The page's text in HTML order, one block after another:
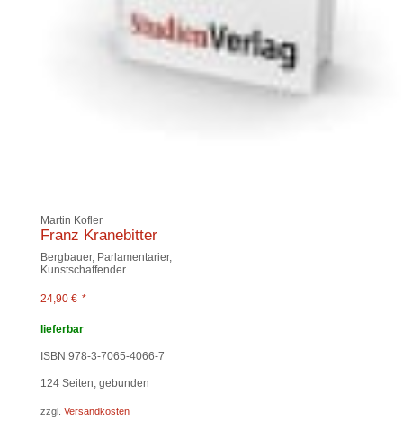
Martin Kofler
Franz Kranebitter
Bergbauer, Parlamentarier,
Kunstschaffender
24,90 € *
lieferbar
ISBN 978-3-7065-4066-7
124 Seiten, gebunden
zzgl. Versandkosten